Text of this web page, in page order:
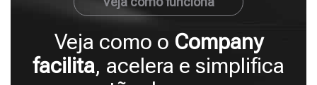
Veja como o Company
facilita, acelera e simplifica